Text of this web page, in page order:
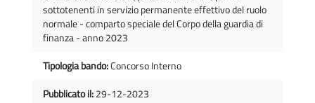
sottotenenti in servizio permanente effettivo del ruolo
normale - comparto speciale del Corpo della guardia di
finanza - anno 2023
Tipologia bando:Concorso Interno
Pubblicato il:29-12-2023